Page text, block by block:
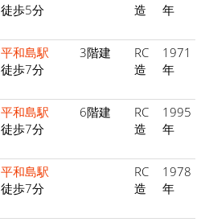
徒歩5分
造
年
平和島駅
徒歩7分
3階建
RC
造
1971
年
平和島駅
徒歩7分
6階建
RC
造
1995
年
平和島駅
徒歩7分
RC
造
1978
年